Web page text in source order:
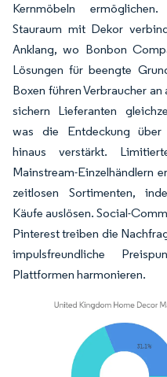
Kernmöbeln
Stauraum mit Dekor
Anklang, wo Bonbon
Lösungen für beengte
Boxen führen Verbraucher
sichern Lieferanten
was die Entdeckung über
hinaus verstärkt.
Mainstream-Einzelhändlern
zeitlosen Sortimenten,
Käufe auslösen. Social-
Pinterest treiben die
impulsfreundliche
Plattformen harmonieren.